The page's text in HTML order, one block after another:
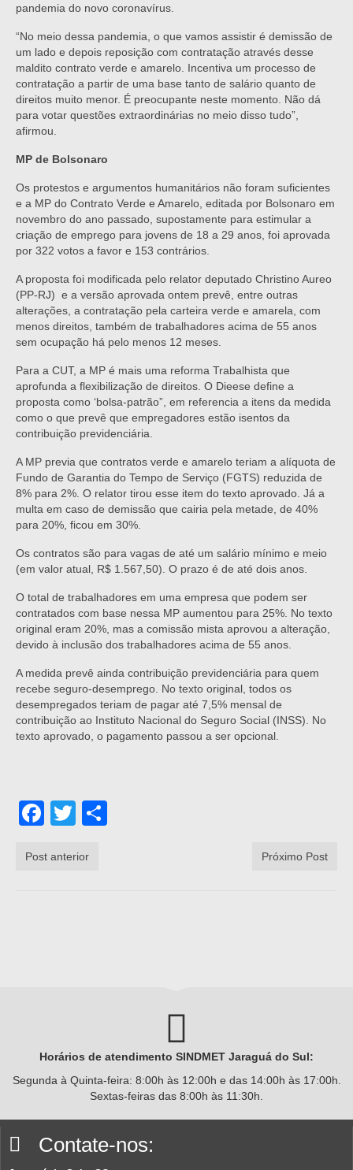
pandemia do novo coronavírus.
“No meio dessa pandemia, o que vamos assistir é demissão de
um lado e depois reposição com contratação através desse
maldito contrato verde e amarelo. Incentiva um processo de
contratação a partir de uma base tanto de salário quanto de
direitos muito menor. É preocupante neste momento. Não dá
para votar questões extraordinárias no meio disso tudo”,
afirmou.
MP de Bolsonaro
Os protestos e argumentos humanitários não foram suficientes
e a MP do Contrato Verde e Amarelo, editada por Bolsonaro em
novembro do ano passado, supostamente para estimular a
criação de emprego para jovens de 18 a 29 anos, foi aprovada
por 322 votos a favor e 153 contrários.
A proposta foi modificada pelo relator deputado Christino Aureo
(PP-RJ) e a versão aprovada ontem prevê, entre outras
alterações, a contratação pela carteira verde e amarela, com
menos direitos, também de trabalhadores acima de 55 anos
sem ocupação há pelo menos 12 meses.
Para a CUT, a MP é mais uma reforma Trabalhista que
aprofunda a flexibilização de direitos. O Dieese define a
proposta como ‘bolsa-patrão”, em referencia a itens da medida
como o que prevê que empregadores estão isentos da
contribuição previdenciária.
A MP previa que contratos verde e amarelo teriam a alíquota de
Fundo de Garantia do Tempo de Serviço (FGTS) reduzida de
8% para 2%. O relator tirou esse item do texto aprovado. Já a
multa em caso de demissão que cairia pela metade, de 40%
para 20%, ficou em 30%.
Os contratos são para vagas de até um salário mínimo e meio
(em valor atual, R$ 1.567,50). O prazo é de até dois anos.
O total de trabalhadores em uma empresa que podem ser
contratados com base nessa MP aumentou para 25%. No texto
original eram 20%, mas a comissão mista aprovou a alteração,
devido à inclusão dos trabalhadores acima de 55 anos.
A medida prevê ainda contribuição previdenciária para quem
recebe seguro-desemprego. No texto original, todos os
desempregados teriam de pagar até 7,5% mensal de
contribuição ao Instituto Nacional do Seguro Social (INSS). No
texto aprovado, o pagamento passou a ser opcional.
Facebook
Twitter
Post anterior Próximo Post
Horários de atendimento SINDMET Jaraguá do Sul:
Segunda à Quinta-feira: 8:00h às 12:00h e das 14:00h às 17:00h.
Sextas-feiras das 8:00h às 11:30h.
Contate-nos: